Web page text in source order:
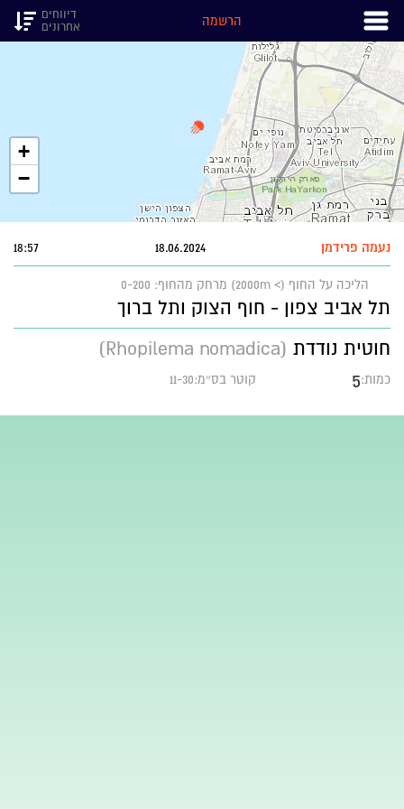
הרשמה
דיווחים
אחרונים
+
−
נעמה פרידמן 18.06.2024
18:57
הליכה על החוף (> 2000m) מרחק מהחוף: 0-200
תל אביב צפון - חוף הצוק ותל ברוך
חוטית נודדת (Rhopilema nomadica)
כמות:5 קוטר בס״מ:11-30